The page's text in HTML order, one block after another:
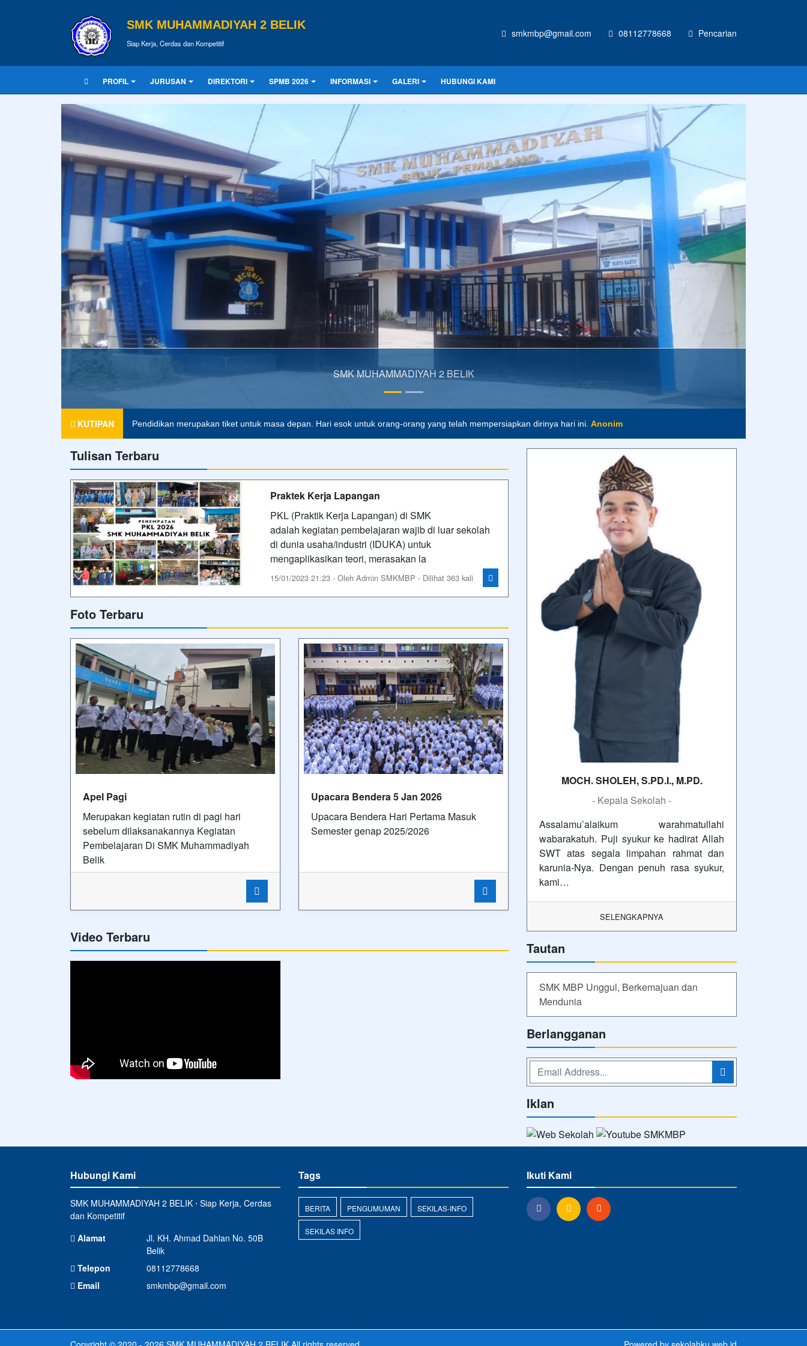
SMK MUHAMMADIYAH 2 BELIK
Siap Kerja, Cerdas dan Kompetitif
smkmbp@gmail.com 08112778668 Pencarian
PROFIL JURUSAN DIREKTORI SPMB 2026 INFORMASI GALERI HUBUNGI KAMI
SMK MUHAMMADIYAH 2 BELIK
KUTIPAN Pendidikan merupakan tiket untuk masa depan. Hari esok untuk orang-orang yang telah mempersiapkan dirinya hari ini. Anonim
Tulisan Terbaru
Praktek Kerja Lapangan
PKL (Praktik Kerja Lapangan) di SMK
adalah kegiatan pembelajaran wajib di luar sekolah
di dunia usaha/industri (IDUKA) untuk
mengaplikasikan teori, merasakan la
15/01/2023 21:23 - Oleh Admin SMKMBP - Dilihat 363 kali
Foto Terbaru
Apel Pagi
Merupakan kegiatan rutin di pagi hari
sebelum dilaksanakannya Kegiatan
Pembelajaran Di SMK Muhammadiyah
Belik
Upacara Bendera 5 Jan 2026
Upacara Bendera Hari Pertama Masuk
Semester genap 2025/2026
Video Terbaru
MOCH. SHOLEH, S.PD.I., M.PD.
- Kepala Sekolah -
Assalamu’alaikum warahmatullahi
wabarakatuh. Puji syukur ke hadirat Allah
SWT atas segala limpahan rahmat dan
karunia-Nya. Dengan penuh rasa syukur,
kami…
SELENGKAPNYA
Tautan
SMK MBP Unggul, Berkemajuan dan
Mendunia
Berlangganan
Iklan
Hubungi Kami
SMK MUHAMMADIYAH 2 BELIK ⋅ Siap Kerja, Cerdas
dan Kompetitif
Alamat
Jl. KH. Ahmad Dahlan No. 50B
Belik
Telepon
08112778668
Email
smkmbp@gmail.com
Tags
BERITA PENGUMUMAN SEKILAS-INFO
SEKILAS INFO
Ikuti Kami